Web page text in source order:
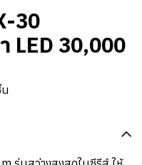
30
LED 30,000